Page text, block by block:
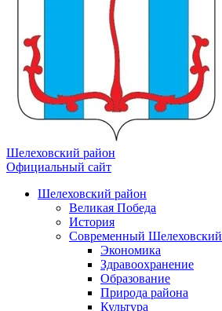
Шелеховский район
Официальный сайт
Шелеховский район
Великая Победа
История
Современный
Экономика
Здравоохранение
Образование
Природа района
Культура